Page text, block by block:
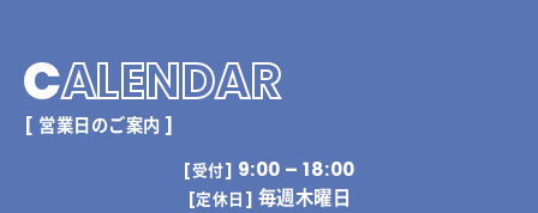
CALENDAR
[ 営業日のご案内 ]
[受付] 9:00 – 18:00
[定休日] 毎週木曜日